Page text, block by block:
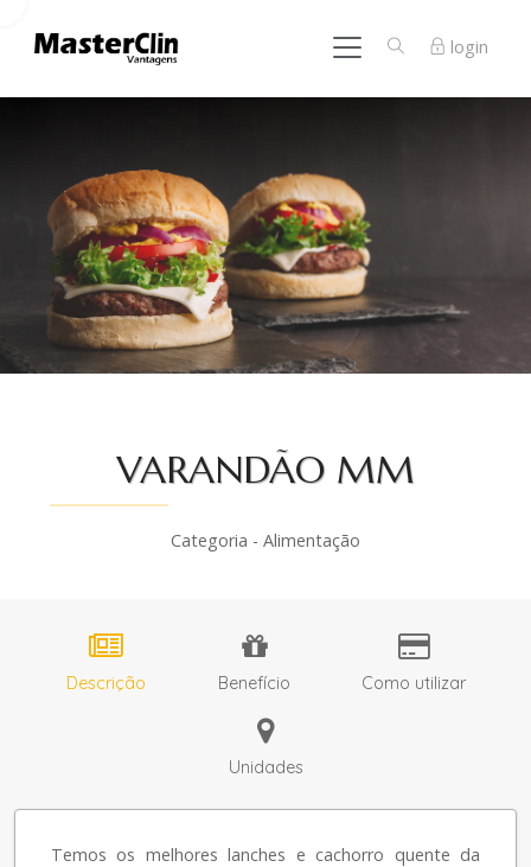
login
VARANDÃO MM
Categoria - Alimentação
Descrição Benefício Como utilizar
Unidades
Temos os melhores lanches e cachorro quente da